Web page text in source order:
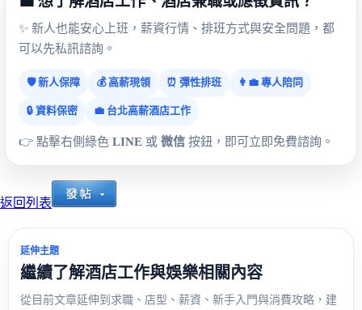
✨ 新人也能安心上班，薪資行情、排班方式與安全問題，都
可以先私訊諮詢。
🛡️ 新人保障 💰 高薪現領 ⏰ 彈性排班 👩‍💼 專人陪同
🔒 資料保密 💼 台北高薪酒店工作
👉 點擊右側綠色 LINE 或 微信 按鈕，即可立即免費諮詢。
返回列表
延伸主題
繼續了解酒店工作與娛樂相關內容
從目前文章延伸到求職、店型、薪資、新手入門與消費攻略，建